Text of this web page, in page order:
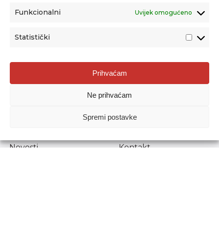
Funkcionalni Uvijek omogućeno
Statistički
Prihvaćam
Ne prihvaćam
Spremi postavke
Agencija za odgoj i obrazovanje
Donje Svetice 38, 10000 Zagreb
1778129
Prenošenje sadržaja dopušteno je uz navođenje izvora.
Novosti
Kontakt